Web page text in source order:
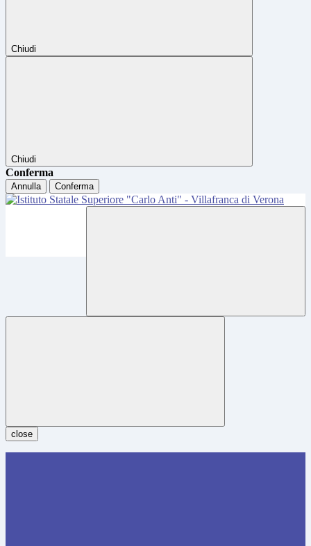
Chiudi
Chiudi
Conferma
Annulla Conferma
close